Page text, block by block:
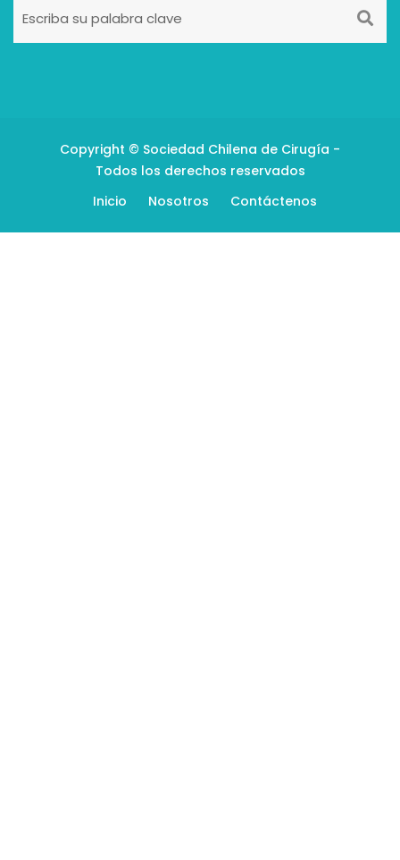
Copyright © Sociedad Chilena de Cirugía -
Todos los derechos reservados
Inicio
Nosotros Contáctenos